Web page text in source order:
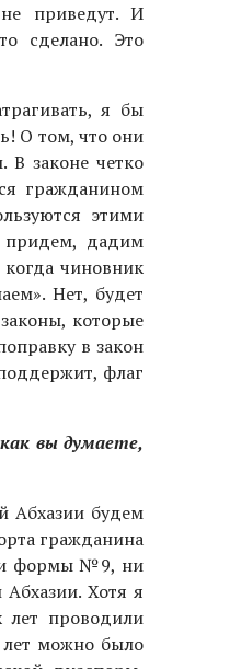
приведут. И
сделано. Это
я бы
О том, что они
В законе четко
гражданином
этими
придем, дадим
когда чиновник
Нет, будет
которые
в закон
флаг
вы думаете,
Абхазии будем
гражданина
ни формы №9, ни
Хотя я
лет проводили
лет можно было